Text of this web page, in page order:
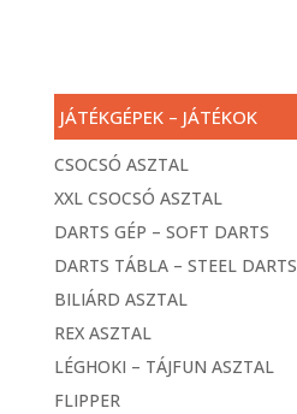
JÁTÉKGÉPEK – JÁTÉKOK
CSOCSÓ ASZTAL
XXL CSOCSÓ ASZTAL
DARTS GÉP – SOFT DARTS
DARTS TÁBLA – STEEL DARTS
BILIÁRD ASZTAL
REX ASZTAL
LÉGHOKI – TÁJFUN ASZTAL
FLIPPER